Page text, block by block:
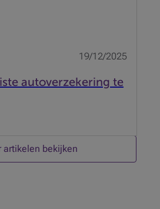
19/12/2025
autoverzekering te
artikelen bekijken